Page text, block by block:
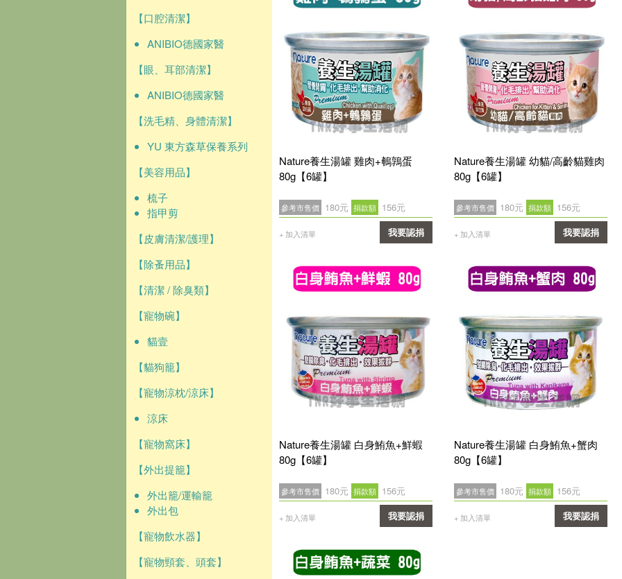
【口腔清潔】
ANIBIO德國家醫
【眼、耳部清潔】
ANIBIO德國家醫
【洗毛精、身體清潔】
YU 東方森草保養系列
【美容用品】
梳子
指甲剪
【皮膚清潔/護理】
【除蚤用品】
【清潔 / 除臭類】
【寵物碗】
貓壹
【貓狗籠】
【寵物涼枕/涼床】
涼床
【寵物窩床】
【外出提籠】
外出籠/運輸籠
外出包
【寵物飲水器】
【寵物頸套、頭套】
Nature養生湯罐 雞肉+鵪鶉蛋
80g【6罐】
參考市售價 180元 捐款額 156元
+ 加入清單 我要認捐
Nature養生湯罐 幼貓/高齡貓雞肉
80g【6罐】
參考市售價 180元 捐款額 156元
+ 加入清單 我要認捐
Nature養生湯罐 白身鮪魚+鮮蝦
80g【6罐】
參考市售價 180元 捐款額 156元
+ 加入清單 我要認捐
Nature養生湯罐 白身鮪魚+蟹肉
80g【6罐】
參考市售價 180元 捐款額 156元
+ 加入清單 我要認捐